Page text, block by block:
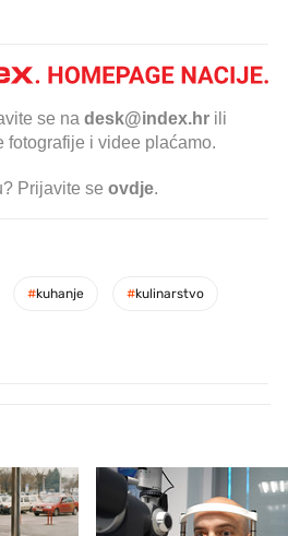
se na desk@index.hr ili
fotografije i videe plaćamo.
Prijavite se ovdje.
#kuhanje #kulinarstvo